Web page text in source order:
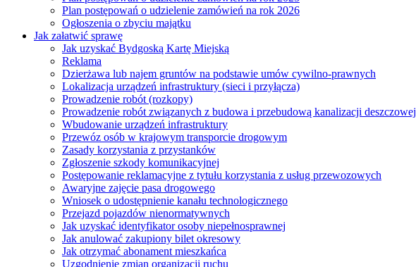
Plan postępowań o udzielenie zamówień na rok 2026
Ogłoszenia o zbyciu majątku
Jak załatwić sprawę
Jak uzyskać Bydgoską Kartę Miejską
Reklama
Dzierżawa lub najem gruntów na podstawie umów cywilno-prawnych
Lokalizacja urządzeń infrastruktury (sieci i przyłącza)
Prowadzenie robót (rozkopy)
Prowadzenie robót związanych z budowa i przebudową kanalizacji deszczowej
Wbudowanie urządzeń infrastruktury
Przewóz osób w krajowym transporcie drogowym
Zasady korzystania z przystanków
Zgłoszenie szkody komunikacyjnej
Postępowanie reklamacyjne z tytułu korzystania z usług przewozowych
Awaryjne zajęcie pasa drogowego
Wniosek o udostępnienie kanału technologicznego
Przejazd pojazdów nienormatywnych
Jak uzyskać identyfikator osoby niepełnosprawnej
Jak anulować zakupiony bilet okresowy
Jak otrzymać abonament mieszkańca
Uzgodnienie zmian organizacji ruchu